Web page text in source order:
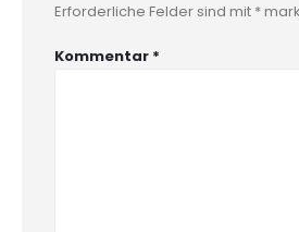
Erforderliche Felder sind mit *
Kommentar *